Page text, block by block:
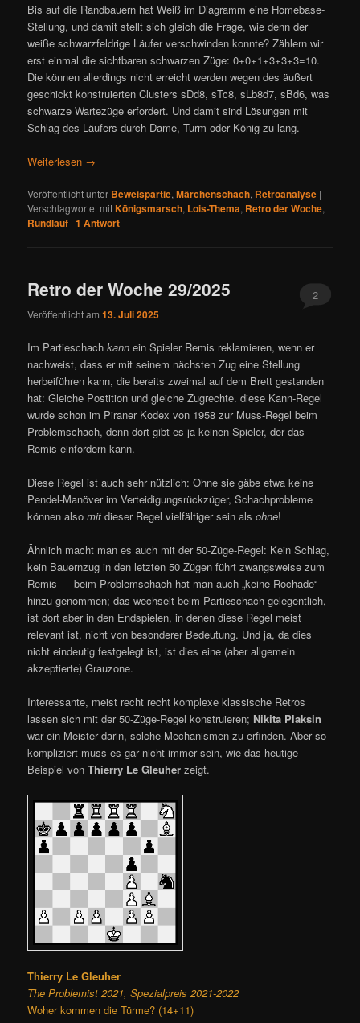
Bis auf die Randbauern hat Weiß im Diagramm eine Homebase-
Stellung, und damit stellt sich gleich die Frage, wie denn der
weiße schwarzfeldrige Läufer verschwinden konnte? Zählern wir
erst einmal die sichtbaren schwarzen Züge: 0+0+1+3+3+3=10.
Die können allerdings nicht erreicht werden wegen des äußert
geschickt konstruierten Clusters sDd8, sTc8, sLb8d7, sBd6, was
schwarze Wartezüge erfordert. Und damit sind Lösungen mit
Schlag des Läufers durch Dame, Turm oder König zu lang.
Weiterlesen →
Veröffentlicht unter Beweispartie,Märchenschach, Retroanalyse |
Verschlagwortet mitKönigsmarsch, Lois-Thema, Retro der Woche,
Rundlauf |1 Antwort
Retro der Woche 29/2025
Veröffentlicht am13. Juli 2025
2
Im Partieschachkann ein Spieler Remis reklamieren, wenn er
nachweist, dass er mit seinem nächsten Zug eine Stellung
herbeiführen kann, die bereits zweimal auf dem Brett gestanden
hat: Gleiche Postition und gleiche Zugrechte. diese Kann-Regel
wurde schon im Piraner Kodex von 1958 zur Muss-Regel beim
Problemschach, denn dort gibt es ja keinen Spieler, der das
Remis einfordern kann.
Diese Regel ist auch sehr nützlich: Ohne sie gäbe etwa keine
Pendel-Manöver im Verteidigungsrückzüger, Schachprobleme
können alsomit dieser Regel vielfältiger sein alsohne!
Ähnlich macht man es auch mit der 50-Züge-Regel: Kein Schlag,
kein Bauernzug in den letzten 50 Zügen führt zwangsweise zum
Remis — beim Problemschach hat man auch „keine Rochade“
hinzu genommen; das wechselt beim Partieschach gelegentlich,
ist dort aber in den Endspielen, in denen diese Regel meist
relevant ist, nicht von besonderer Bedeutung. Und ja, da dies
nicht eindeutig festgelegt ist, ist dies eine (aber allgemein
akzeptierte) Grauzone.
Interessante, meist recht recht komplexe klassische Retros
lassen sich mit der 50-Züge-Regel konstruieren; Nikita Plaksin
war ein Meister darin, solche Mechanismen zu erfinden. Aber so
kompliziert muss es gar nicht immer sein, wie das heutige
Beispiel vonThierry Le Gleuher zeigt.
Thierry Le Gleuher
The Problemist 2021, Spezialpreis 2021-2022
Woher kommen die Türme? (14+11)